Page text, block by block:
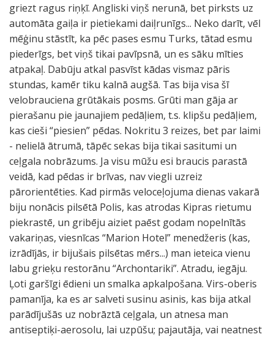
griezt ragus riņķī. Angliski viņš nerunā, bet pirksts uz
automāta gaiļa ir pietiekami daiļrunīgs... Neko darīt, vēl
mēģinu stāstīt, ka pēc pases esmu Turks, tātad esmu
piederīgs, bet viņš tikai pavīpsnā, un es sāku mīties
atpakaļ. Dabūju atkal pasvīst kādas vismaz pāris
stundas, kamēr tiku kalnā augšā. Tas bija visa šī
velobrauciena grūtākais posms. Grūti man gāja ar
pierašanu pie jaunajiem pedāļiem, t.s. klipšu pedāļiem,
kas cieši “piesien” pēdas. Nokritu 3 reizes, bet par laimi
- nelielā ātrumā, tāpēc sekas bija tikai sasitumi un
ceļgala nobrāzums. Ja visu mūžu esi braucis parastā
veidā, kad pēdas ir brīvas, nav viegli uzreiz
pārorientēties. Kad pirmās veloceļojuma dienas vakarā
biju nonācis pilsētā Polis, kas atrodas Kipras rietumu
piekrastē, un gribēju aiziet paēst godam nopelnītās
vakariņas, viesnīcas “Marion Hotel” menedžeris (kas,
izrādījās, ir bijušais pilsētas mērs...) man ieteica vienu
labu grieķu restorānu “Archontariki”. Atradu, iegāju.
Ļoti garšīgi ēdieni un smalka apkalpošana. Virs-oberis
pamanīja, ka es ar salveti susinu asinis, kas bija atkal
parādījušās uz nobrāztā ceļgala, un atnesa man
antiseptiķi-aerosolu, lai uzpūšu; pajautāja, vai neatnest